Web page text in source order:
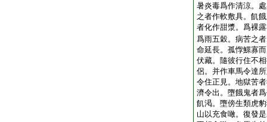
暑炎毒爲作清涼。
之者作軟敷具。飢
者化作甜漿。爲裸
爲雨五穀。病苦之
命延長。孤惸鰥寡
伏藏。隨彼行住不
侶。并作車馬令達
令住正見。地獄苦
濟令出。墮餓鬼者
飢渇。墮傍生類虎
山以充食噉。復發